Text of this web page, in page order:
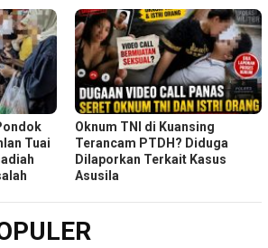
Tuai
Oknum TNI di Kuansing
Terancam PTDH? Diduga
Dilaporkan Terkait Kasus
Asusila